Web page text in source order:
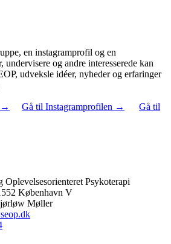
en instagramprofil og en
og andre interesserede kan
udveksle idéer, nyheder og erfaringer
→ Gå til Instagramprofilen →
Gå til
Oplevelsesorienteret Psykoterapi
København V
Møller